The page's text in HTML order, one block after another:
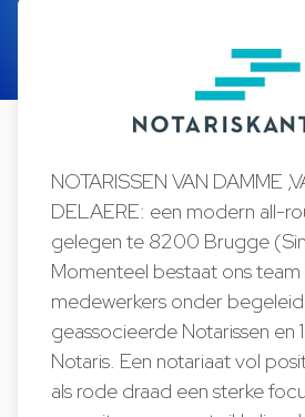
NOTARISSEN VAN DAMME
DELAERE: een modern all-
gelegen te 8200 Brugge
Momenteel bestaat ons
medewerkers onder
geassocieerde Notarissen
Notaris. Een notariaat vol
als rode draad een sterke